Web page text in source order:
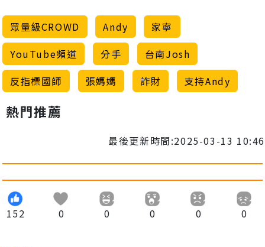
眾量級CROWD Andy
家寧
YouTube頻道
分手
台南Josh
反指標國師
張媽媽 詐財 支持Andy
熱門推薦
最後更新時間:2025-03-13 10:46
152 0 0 0 0 0